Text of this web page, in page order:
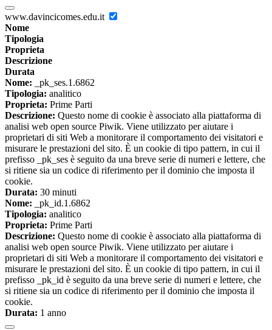
www.davincicomes.edu.it
Nome
Tipologia
Proprieta
Descrizione
Durata
Nome: _pk_ses.1.6862
Tipologia: analitico
Proprieta: Prime Parti
Descrizione: Questo nome di cookie è associato alla piattaforma di
analisi web open source Piwik. Viene utilizzato per aiutare i
proprietari di siti Web a monitorare il comportamento dei visitatori e
misurare le prestazioni del sito. È un cookie di tipo pattern, in cui il
prefisso _pk_ses è seguito da una breve serie di numeri e lettere, che
si ritiene sia un codice di riferimento per il dominio che imposta il
cookie.
Durata: 30 minuti
Nome: _pk_id.1.6862
Tipologia: analitico
Proprieta: Prime Parti
Descrizione: Questo nome di cookie è associato alla piattaforma di
analisi web open source Piwik. Viene utilizzato per aiutare i
proprietari di siti Web a monitorare il comportamento dei visitatori e
misurare le prestazioni del sito. È un cookie di tipo pattern, in cui il
prefisso _pk_id è seguito da una breve serie di numeri e lettere, che
si ritiene sia un codice di riferimento per il dominio che imposta il
cookie.
Durata: 1 anno